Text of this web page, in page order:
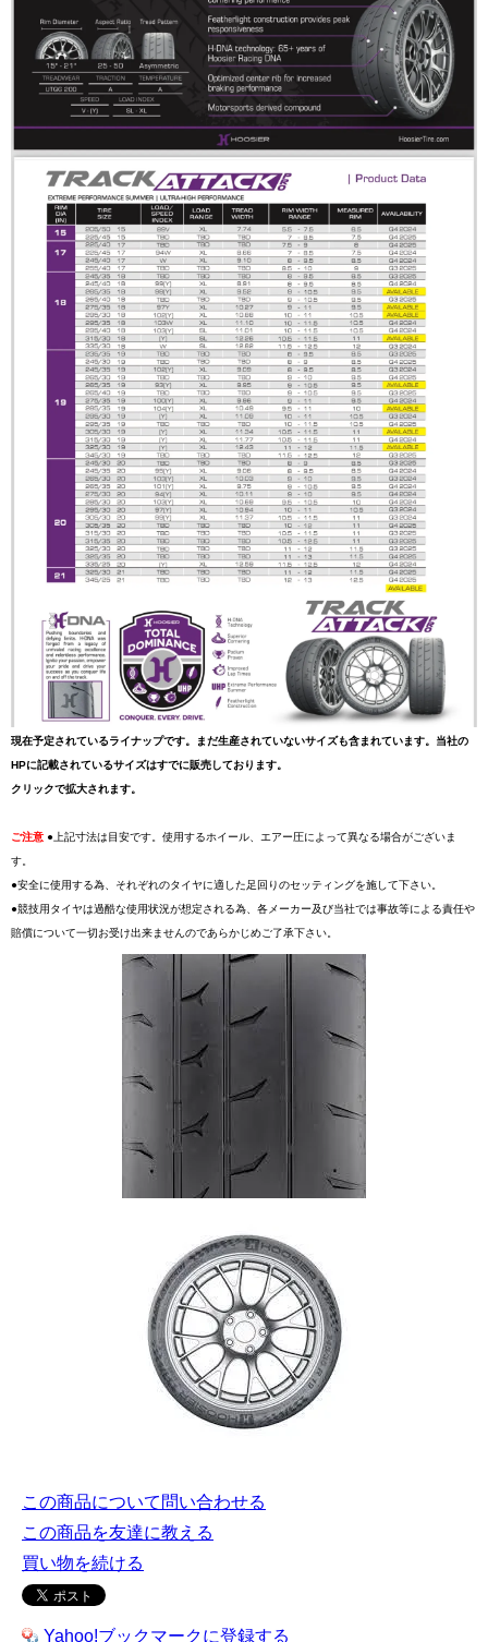
現在予定されているライナップです。まだ生産されていないサイズも含まれています。当社の
HPに記載されているサイズはすでに販売しております。
クリックで拡大されます。
ご注意 ●上記寸法は目安です。使用するホイール、エアー圧によって異なる場合がございま
す。
●安全に使用する為、それぞれのタイヤに適した足回りのセッティングを施して下さい。
●競技用タイヤは過酷な使用状況が想定される為、各メーカー及び当社では事故等による責任や
賠償について一切お受け出来ませんのであらかじめご了承下さい。
この商品について問い合わせる
この商品を友達に教える
買い物を続ける
Yahoo!ブックマークに登録する